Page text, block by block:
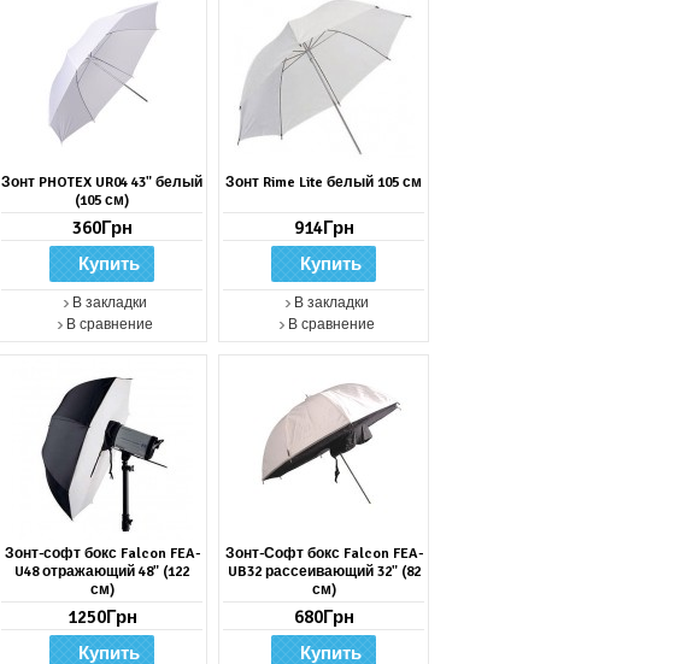
Зонт PHOTEX UR04 43" белый
(105 см)
360Грн
В закладки
В сравнение
Зонт Rime Lite белый 105 см
914Грн
В закладки
В сравнение
Зонт-софт бокс Falcon FEA-
U48 отражающий 48" (122
см)
1250Грн
Зонт-Софт бокс Falcon FEA-
UB32 рассеивающий 32" (82
см)
680Грн